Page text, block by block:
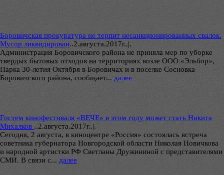
Боровичская прокуратура не терпит несанкционированных свалок.
Мусор ликвидирован..2.августа.2017г..|.
Администрация Боровичского района не приняла мер по уборке
твердых бытовых отходов на территориях возле ООО «Эльбор»,
Парка 30-летия Октября в Боровичах и в поселке Сосновка
Боровичского района, сообщает... далее
Гостем кинофестиваля «ВЕЧЕ» в этом году может стать Никита
Михалков ..2.августа.2017г..|.
Сегодня, 2 августа, в киноцентре «Россия» состоялась встреча
советника губернатора Новгородской области Николая Новичкова
и народной артистки РФ Светланы Дружининой с представителями
СМИ. В связи с... далее